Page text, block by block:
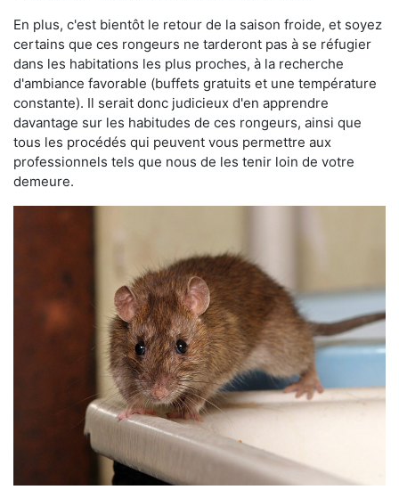
En plus, c'est bientôt le retour de la saison froide, et soyez
certains que ces rongeurs ne tarderont pas à se réfugier
dans les habitations les plus proches, à la recherche
d'ambiance favorable (buffets gratuits et une température
constante). Il serait donc judicieux d'en apprendre
davantage sur les habitudes de ces rongeurs, ainsi que
tous les procédés qui peuvent vous permettre aux
professionnels tels que nous de les tenir loin de votre
demeure.